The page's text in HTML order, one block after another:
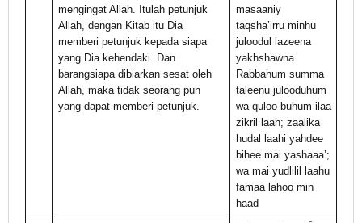
mengingat Allah. Itulah petunjuk
Allah, dengan Kitab itu Dia
memberi petunjuk kepada siapa
yang Dia kehendaki. Dan
barangsiapa dibiarkan sesat oleh
Allah, maka tidak seorang pun
yang dapat memberi petunjuk.
masaaniy
taqsha’irru minhu
juloodul lazeena
yakhshawna
Rabbahum summa
taleenu julooduhum
wa quloo buhum ilaa
zikril laah; zaalika
hudal laahi yahdee
bihee mai yashaaa’;
wa mai yudlilil laahu
famaa lahoo min
haad